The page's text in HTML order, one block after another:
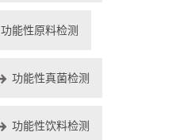
功能性原料检测
功能性真菌检测
功能性饮料检测